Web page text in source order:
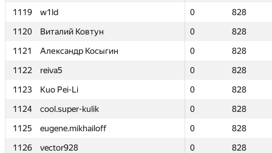
1119
w1ld 0
828
1120
Виталий Ковтун 0
828
1121
Александр Косыгин 0
828
1122
reiva5 0
828
1123
Kuo Pei-Li 0
828
1124
cool.super-kulik 0
828
1125
eugene.mikhailoff 0
828
1126
vector928 0
828
1119
w1ld 0
828
1120
Виталий Ковтун 0
828
1121
Александр Косыгин 0
828
1122
reiva5 0
828
1123
Kuo Pei-Li 0
828
1124
cool.super-kulik 0
828
1125
eugene.mikhailoff 0
828
1126
vector928 0
828